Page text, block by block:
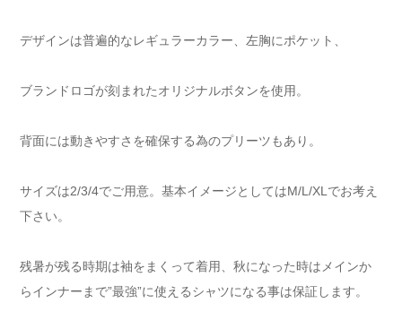
デザインは普遍的なレギュラーカラー、左胸にポケット、
ブランドロゴが刻まれたオリジナルボタンを使用。
背面には動きやすさを確保する為のプリーツもあり。
サイズは2/3/4でご用意。基本イメージとしてはM/L/XLでお考え
下さい。
残暑が残る時期は袖をまくって着用、秋になった時はメインか
らインナーまで”最強”に使えるシャツになる事は保証します。